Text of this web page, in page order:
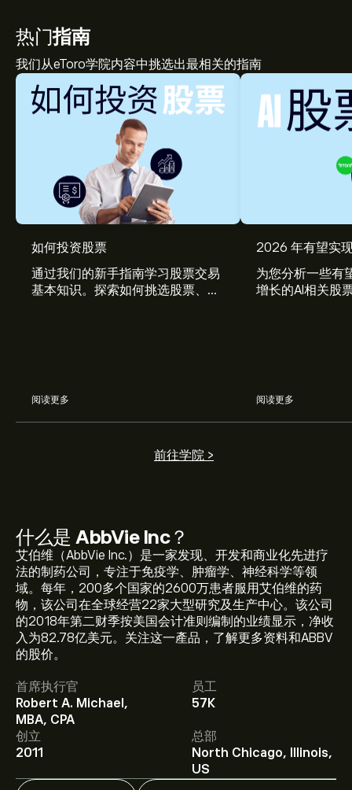
什么是 AbbVie Inc？
艾伯维（AbbVie Inc.）是一家发现、开发和商业化先进疗
法的制药公司，专注于免疫学、肿瘤学、神经科学等领
域。每年，200多个国家的2600万患者服用艾伯维的药
物，该公司在全球经营22家大型研究及生产中心。该公司
的2018年第二财季按美国会计准则编制的业绩显示，净收
入为82.78亿美元。关注这一產品，了解更多资料和ABBV
的股价。
首席执行官
Robert A. Michael,
MBA, CPA
员工
57K
创立
2011
总部
North Chicago, Illinois,
US
热门指南
我们从eToro学院内容中挑选出最相关的指南
如何投资股票
通过我们的新手指南学习股票交易
基本知识。探索如何挑选股票、管
阅读更多
2026 年有望实
为您分析一些有
增长的AI相关股
阅读更多
前往学院 >
ABBV 现价为‎$‎246.04。
AbbVie Inc 的平均价格目标为‎$‎246.04。
得详细的分析师预测及价格目标。
分析师根据市场趋势、财务报告和预期增长对AbbVie Inc
的预测。查看最新预测，了解未来价格走势。